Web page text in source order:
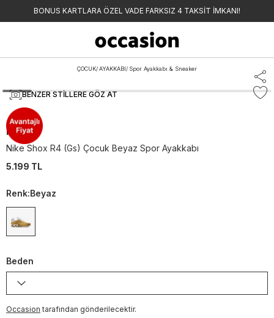
BONUS KARTLARA ÖZEL VADE FARKSIZ 4 TAKSİT İMKANI!
ÇOCUK/AYAKKABI/ Spor Ayakkabı & Sneaker
BENZER STILLERE GÖZ AT
Nike
Nike Shox R4 (Gs) Çocuk Beyaz Spor Ayakkabı
5.199 TL
Renk:Beyaz
Beden
Occasion tarafından gönderilecektir.